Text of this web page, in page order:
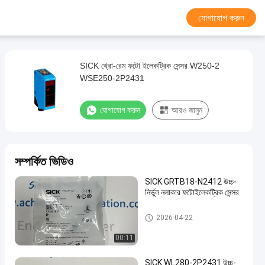
যোগাযোগ করুন
SICK থ্রো-রেম ফটো ইলেকট্রিক সেন্সর W250-2
WSE250-2P2431
যোগাযোগ করুন আরও জানুন
সম্পর্কিত ভিডিও
00:11
SICK GRTB18-N2412 উচ্চ-
নির্ভুল নলাকার ফটোইলেকট্রিক সেন্সর
SICK যন্ত্রপাতি
2026-04-22
SICK WL280-2P2431 উচ্চ-